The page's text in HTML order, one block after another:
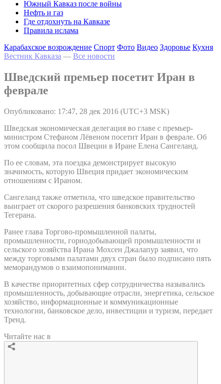
Южный Кавказ после войны
Нефть и газ
Где отдохнуть на Кавказе
Правила ислама
Карабахское возрождение Спорт Фото Видео Здоровье Кухня
Вестник Кавказа — Все новости
Шведский премьер посетит Иран в
феврале
Опубликовано: 17:47, 28 дек 2016 (UTC+3 MSK)
Шведская экономическая делегация во главе с премьер-
министром Стефаном Лёвеном посетит Иран в феврале. Об
этом сообщила посол Швеции в Иране Елена Сангеланд.
По ее словам, эта поездка демонстрирует высокую
значимость, которую Швеция придает экономическим
отношениям с Ираном.
Сангеланд также отметила, что шведское правительство
выиграет от скорого разрешения банковских трудностей
Тегерана.
Ранее глава Торгово-промышленной палаты,
промышленности, горнодобывающей промышленности и
сельского хозяйства Ирана Мохсен Джалапур заявил, что
между торговыми палатами двух стран было подписано пять
меморандумов о взаимопонимании.
В качестве приоритетных сфер сотрудничества назывались
промышленность, добывающие отрасли, энергетика, сельское
хозяйство, информационные и коммуникационные
технологии, банковское дело, инвестиции и туризм, передает
Тренд.
Читайте нас в